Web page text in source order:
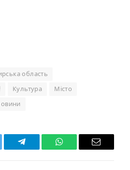
область
Культура Місто
Telegram WhatsAppEmail